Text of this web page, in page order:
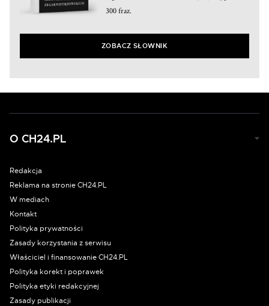
300 fraz.
ZOBACZ SŁOWNIK
O CH24.PL
Redakcja
Reklama na stronie CH24.PL
W mediach
Kontakt
Polityka prywatności
Zasady korzystania z serwisu
Właściciel i finansowanie CH24.PL
Polityka korekt i poprawek
Polityka etyki redakcyjnej
Zasady publikacji